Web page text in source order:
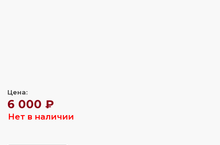
Цена:
6 000 ₽
Нет в наличии